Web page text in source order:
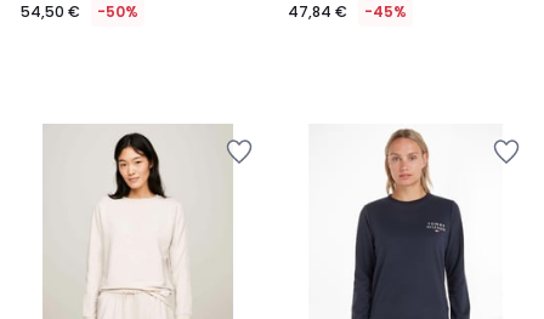
54,50 € -50% 47,84 € -45%